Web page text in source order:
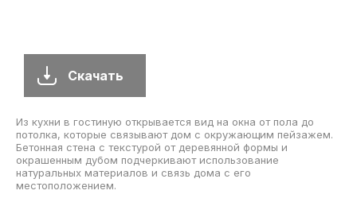
Скачать
Из кухни в гостиную открывается вид на окна от пола до
потолка, которые связывают дом с окружающим пейзажем.
Бетонная стена с текстурой от деревянной формы и
окрашенным дубом подчеркивают использование
натуральных материалов и связь дома с его
местоположением.